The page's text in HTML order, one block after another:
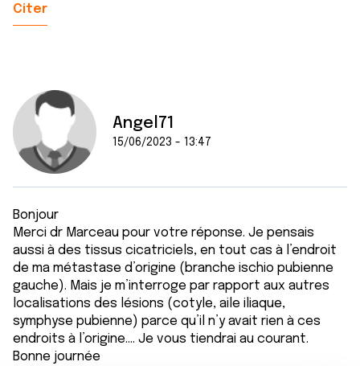
Citer
Angel71
15/06/2023 - 13:47
Bonjour
Merci dr Marceau pour votre réponse. Je pensais
aussi à des tissus cicatriciels, en tout cas à l’endroit
de ma métastase d’origine (branche ischio pubienne
gauche). Mais je m’interroge par rapport aux autres
localisations des lésions (cotyle, aile iliaque,
symphyse pubienne) parce qu’il n’y avait rien à ces
endroits à l’origine…. Je vous tiendrai au courant.
Bonne journée